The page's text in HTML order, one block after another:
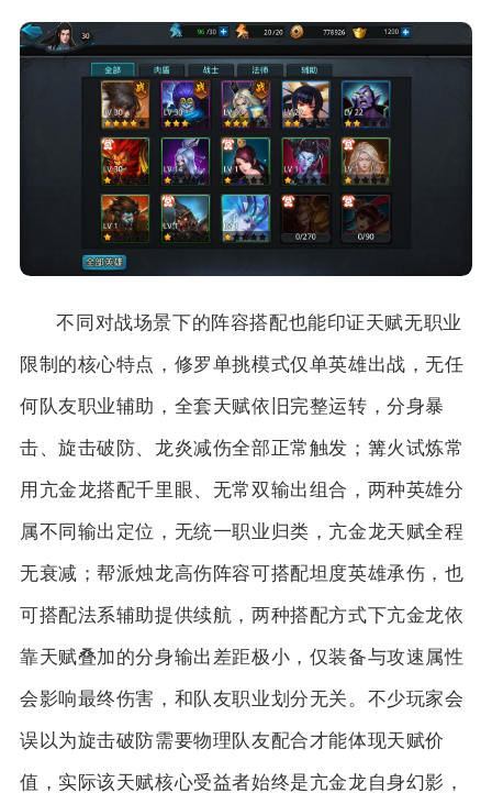
不同对战场景下的阵容搭配也能印证天赋无职业
限制的核心特点，修罗单挑模式仅单英雄出战，无任
何队友职业辅助，全套天赋依旧完整运转，分身暴
击、旋击破防、龙炎减伤全部正常触发；篝火试炼常
用亢金龙搭配千里眼、无常双输出组合，两种英雄分
属不同输出定位，无统一职业归类，亢金龙天赋全程
无衰减；帮派烛龙高伤阵容可搭配坦度英雄承伤，也
可搭配法系辅助提供续航，两种搭配方式下亢金龙依
靠天赋叠加的分身输出差距极小，仅装备与攻速属性
会影响最终伤害，和队友职业划分无关。不少玩家会
误以为旋击破防需要物理队友配合才能体现天赋价
值，实际该天赋核心受益者始终是亢金龙自身幻影，